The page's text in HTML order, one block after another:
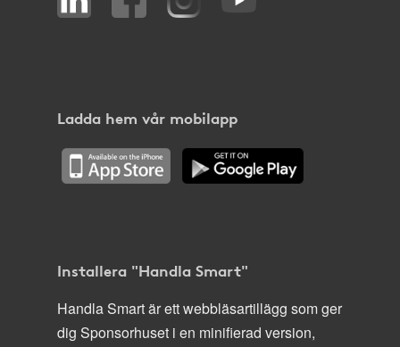
Ladda hem vår mobilapp
Installera "Handla Smart"
Handla Smart är ett webbläsartillägg som ger
dig Sponsorhuset i en minifierad version,